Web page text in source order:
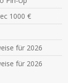
1000 €
für 2026
für 2026